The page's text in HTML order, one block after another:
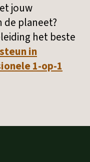
jouw
de planeet?
het beste
steun in
1-op-1